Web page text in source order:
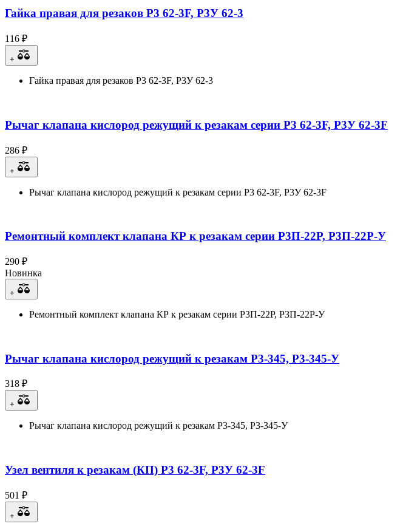
Гайка правая для резаков Р3 62-3F, Р3У 62-3
116 ₽
+
Гайка правая для резаков Р3 62-3F, Р3У 62-3
Рычаг клапана кислород режущий к резакам серии Р3 62-3F, Р3У 62-3F
286 ₽
+
Рычаг клапана кислород режущий к резакам серии Р3 62-3F, Р3У 62-3F
Ремонтный комплект клапана КР к резакам серии Р3П-22Р, Р3П-22Р-У
290 ₽
Новинка
+
Ремонтный комплект клапана КР к резакам серии Р3П-22Р, Р3П-22Р-У
Рычаг клапана кислород режущий к резакам Р3-345, Р3-345-У
318 ₽
+
Рычаг клапана кислород режущий к резакам Р3-345, Р3-345-У
Узел вентиля к резакам (КП) Р3 62-3F, Р3У 62-3F
501 ₽
+